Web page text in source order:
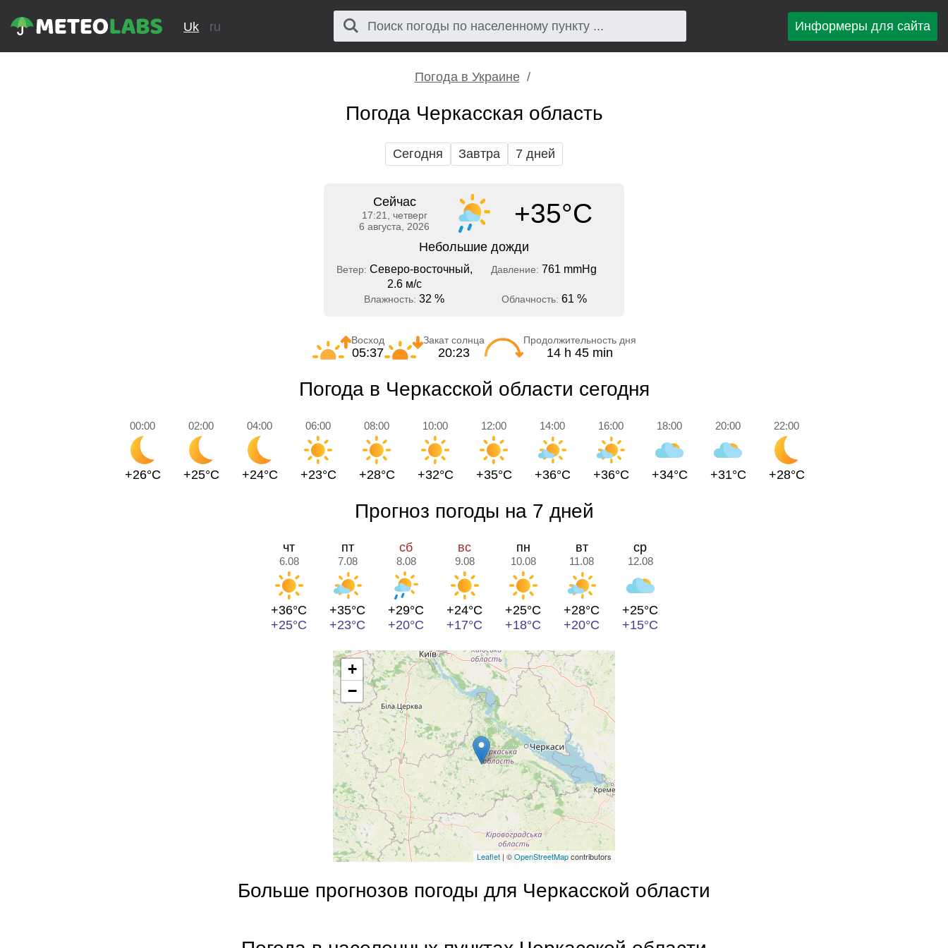
Uk ru Информеры для сайта
Погода в Украине
Погода Черкасская область
Сегодня Завтра 7 дней
Сейчас
17:21, четверг
6 августа, 2026
+35°C
Небольшие дожди
Ветер: Северо-восточный,
2.6 м/с
Давление: 761 mmHg
Влажность: 32 % Облачность: 61 %
Восход
05:37
Закат солнца
20:23
Продолжительность дня
14 h 45 min
Погода в Черкасской области сегодня
00:00
+26°C
02:00
+25°C
04:00
+24°C
06:00
+23°C
08:00
+28°C
10:00
+32°C
12:00
+35°C
14:00
+36°C
16:00
+36°C
18:00
+34°C
20:00
+31°C
22:00
+28°C
Прогноз погоды на 7 дней
чт
6.08
+36°C
+25°C
пт
7.08
+35°C
+23°C
сб
8.08
+29°C
+20°C
вс
9.08
+24°C
+17°C
пн
10.08
+25°C
+18°C
вт
11.08
+28°C
+20°C
ср
12.08
+25°C
+15°C
+
−
Leaflet | ©OpenStreetMapcontributors
Больше прогнозов погоды для Черкасской области